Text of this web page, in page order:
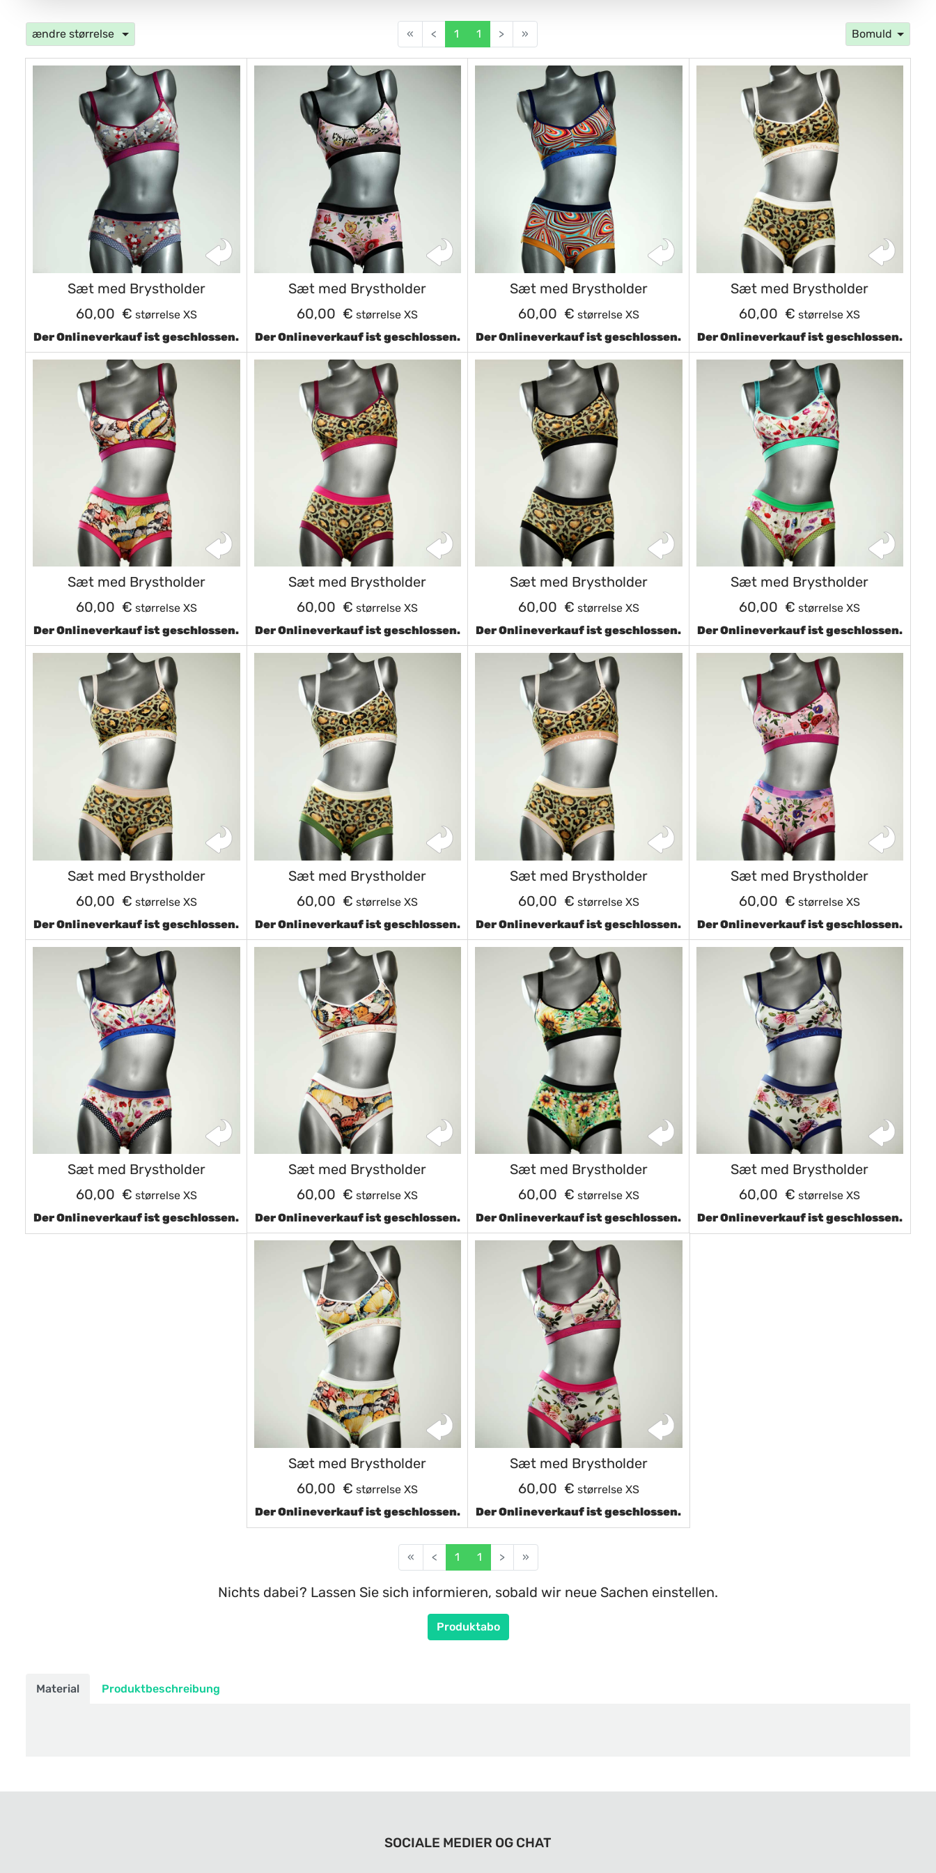
ændre størrelse « < 1 1 > » Bomuld
Sæt med Brystholder
60,00 € størrelse XS
Der Onlineverkauf ist geschlossen.
Sæt med Brystholder
60,00 € størrelse XS
Der Onlineverkauf ist geschlossen.
Sæt med Brystholder
60,00 € størrelse XS
Der Onlineverkauf ist geschlossen.
Sæt med Brystholder
60,00 € størrelse XS
Der Onlineverkauf ist geschlossen.
Sæt med Brystholder
60,00 € størrelse XS
Der Onlineverkauf ist geschlossen.
Sæt med Brystholder
60,00 € størrelse XS
Der Onlineverkauf ist geschlossen.
Sæt med Brystholder
60,00 € størrelse XS
Der Onlineverkauf ist geschlossen.
Sæt med Brystholder
60,00 € størrelse XS
Der Onlineverkauf ist geschlossen.
Sæt med Brystholder
60,00 € størrelse XS
Der Onlineverkauf ist geschlossen.
Sæt med Brystholder
60,00 € størrelse XS
Der Onlineverkauf ist geschlossen.
Sæt med Brystholder
60,00 € størrelse XS
Der Onlineverkauf ist geschlossen.
Sæt med Brystholder
60,00 € størrelse XS
Der Onlineverkauf ist geschlossen.
Sæt med Brystholder
60,00 € størrelse XS
Der Onlineverkauf ist geschlossen.
Sæt med Brystholder
60,00 € størrelse XS
Der Onlineverkauf ist geschlossen.
Sæt med Brystholder
60,00 € størrelse XS
Der Onlineverkauf ist geschlossen.
Sæt med Brystholder
60,00 € størrelse XS
Der Onlineverkauf ist geschlossen.
Sæt med Brystholder
60,00 € størrelse XS
Der Onlineverkauf ist geschlossen.
Sæt med Brystholder
60,00 € størrelse XS
Der Onlineverkauf ist geschlossen.
« < 1 1 > »
Nichts dabei? Lassen Sie sich informieren, sobald wir neue Sachen einstellen.
Produktabo
Material Produktbeschreibung
SOCIALE MEDIER OG CHAT